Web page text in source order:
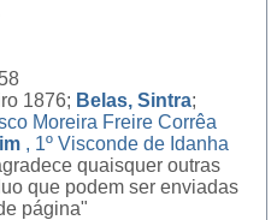
1876; Belas, Sintra;
Moreira Freire Corrêa
, 1º Visconde de Idanha
quaisquer outras
que podem ser enviadas
página"